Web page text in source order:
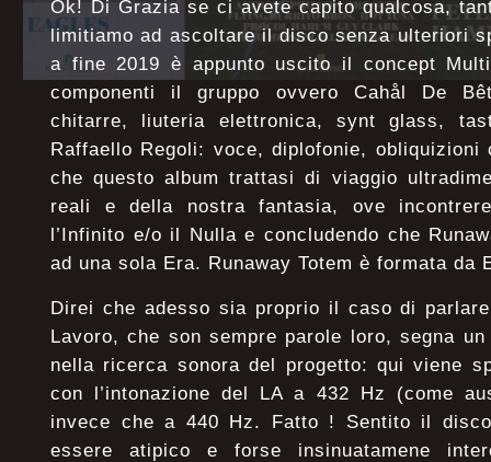
Ok! Di Grazia se ci avete capito qualcosa,
limitiamo ad ascoltare il disco senza ulteriori
a fine 2019 è appunto uscito il concept
componenti il gruppo ovvero Cahål De
chitarre, liuteria elettronica, synt glass,
Raffaello Regoli: voce, diplofonie, obliquizioni
che questo album trattasi di viaggio
reali e della nostra fantasia, ove
l’Infinito e/o il Nulla e concludendo che
ad una sola Era. Runaway Totem è formata da
Direi che adesso sia proprio il caso di
Lavoro, che son sempre parole loro, segna
nella ricerca sonora del progetto: qui viene
con l’intonazione del LA a 432 Hz (come
invece che a 440 Hz. Fatto ! Sentito il
essere atipico e forse insinuatamene